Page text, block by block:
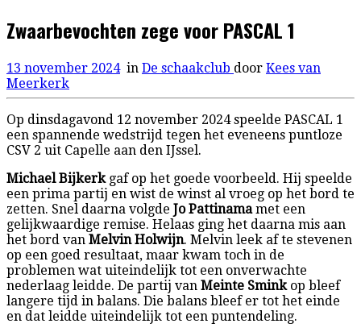
Zwaarbevochten zege voor PASCAL 1
13 november 2024in De schaakclub door Kees van
Meerkerk
Op dinsdagavond 12 november 2024 speelde PASCAL 1
een spannende wedstrijd tegen het eveneens puntloze
CSV 2 uit Capelle aan den IJssel.
Michael Bijkerkgaf op het goede voorbeeld. Hij speelde
een prima partij en wist de winst al vroeg op het bord te
zetten. Snel daarna volgde Jo Pattinamamet een
gelijkwaardige remise. Helaas ging het daarna mis aan
het bord van Melvin Holwijn. Melvin leek af te stevenen
op een goed resultaat, maar kwam toch in de
problemen wat uiteindelijk tot een onverwachte
nederlaag leidde. De partij van Meinte Sminkop bleef
langere tijd in balans. Die balans bleef er tot het einde
en dat leidde uiteindelijk tot een puntendeling.